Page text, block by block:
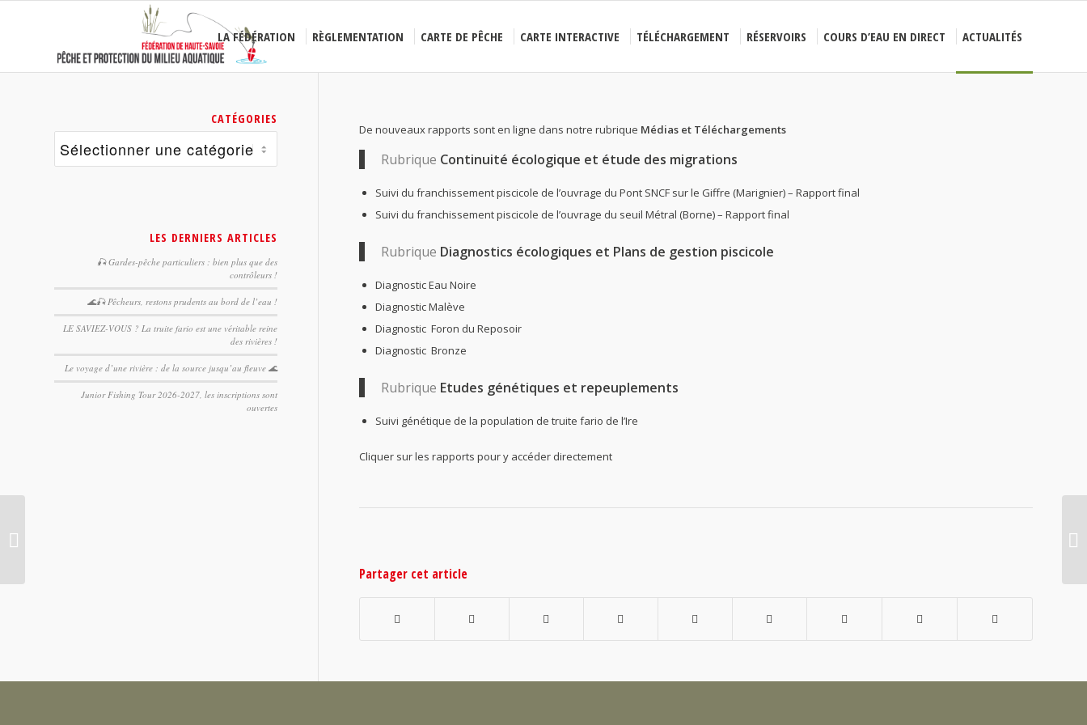
LA FÉDÉRATION RÈGLEMENTATION CARTE DE PÊCHE CARTE INTERACTIVE TÉLÉCHARGEMENT RÉSERVOIRS COURS D’EAU EN DIRECT ACTUALITÉS
De nouveaux rapports sont en ligne dans notre rubrique Médias et Téléchargements
Rubrique Continuité écologique et étude des migrations
Suivi du franchissement piscicole de l’ouvrage du Pont SNCF sur le Giffre (Marignier) – Rapport final
Suivi du franchissement piscicole de l’ouvrage du seuil Métral (Borne) – Rapport final
Rubrique Diagnostics écologiques et Plans de gestion piscicole
Diagnostic Eau Noire
Diagnostic Malève
Diagnostic Foron du Reposoir
Diagnostic Bronze
Rubrique Etudes génétiques et repeuplements
Suivi génétique de la population de truite fario de l’Ire
Cliquer sur les rapports pour y accéder directement
Partager cet article
CATÉGORIES
LES DERNIERS ARTICLES
🎣 Gardes-pêche particuliers : bien plus que des
contrôleurs !
🌊🎣 Pêcheurs, restons prudents au bord de l’eau !
LE SAVIEZ-VOUS ? La truite fario est une véritable reine
des rivières !
Le voyage d’une rivière : de la source jusqu’au fleuve 🌊
Junior Fishing Tour 2026-2027, les inscriptions sont
ouvertes